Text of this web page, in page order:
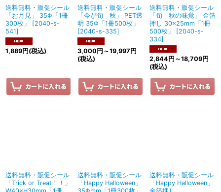
送料無料・販促シール
「お月見」 35Φ「1冊
300枚」
[2040-s-
541]
1,889円(税込)
送料無料・販促シール
「今が旬 秋」 PET透
明 35Φ「1冊500枚」
[2040-s-335]
3,000円 ～19,997円
(税込)
送料無料・販促シール
「旬 秋の味覚」 金箔
押し 30×25mm「1冊
500枚」
[2040-s-
334]
2,844円 ～18,709円
(税込)
送料無料・販促シール
「Trick or Treat！！」
送料無料・販促シール
「Happy Halloween」
送料無料・販促シール
「Happy Halloween」